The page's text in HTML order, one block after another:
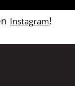
Instagram!